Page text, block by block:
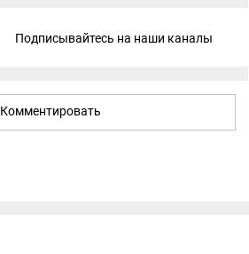
Подписывайтесь на наши каналы
Комментировать